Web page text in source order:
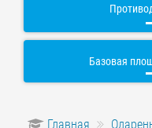
Базовая
Главная